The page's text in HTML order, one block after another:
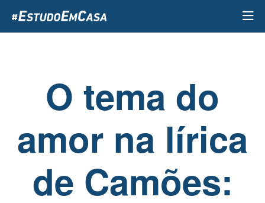
para
o
O tema do
amor na lírica
de Camões: